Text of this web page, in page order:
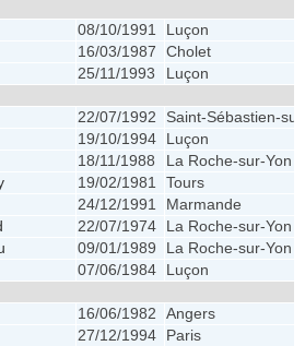
08/10/1991
Luçon
16/03/1987
Cholet
25/11/1993
Luçon
22/07/1992
Saint-Sébastien-
19/10/1994
Luçon
18/11/1988
La Roche-sur-Yon
19/02/1981
Tours
24/12/1991
Marmande
22/07/1974
La Roche-sur-Yon
09/01/1989
La Roche-sur-Yon
07/06/1984
Luçon
16/06/1982
Angers
27/12/1994
Paris